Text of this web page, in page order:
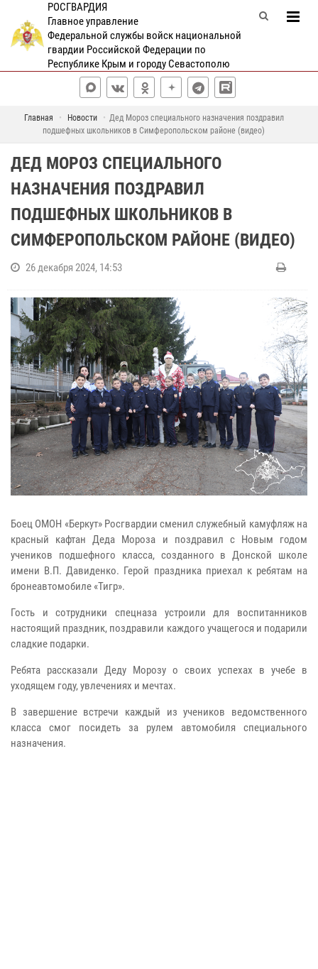
РОСГВАРДИЯ
Главное управление
Федеральной службы войск национальной
гвардии Российской Федерации по
Республике Крым и городу Севастополю
Главная Новости
Дед Мороз специального назначения поздравил
подшефных школьников в Симферопольском районе (видео)
ДЕД МОРОЗ СПЕЦИАЛЬНОГО
НАЗНАЧЕНИЯ ПОЗДРАВИЛ
ПОДШЕФНЫХ ШКОЛЬНИКОВ В
СИМФЕРОПОЛЬСКОМ РАЙОНЕ (ВИДЕО)
26 декабря 2024, 14:53
Боец ОМОН «Беркут» Росгвардии сменил служебный камуфляж на
красный кафтан Деда Мороза и поздравил с Новым годом
учеников подшефного класса, созданного в Донской школе
имени В.П. Давиденко. Герой праздника приехал к ребятам на
бронеавтомобиле «Тигр».
Гость и сотрудники спецназа устроили для воспитанников
настоящий праздник, поздравили каждого учащегося и подарили
сладкие подарки.
Ребята рассказали Деду Морозу о своих успехах в учебе в
уходящем году, увлечениях и мечтах.
В завершение встречи каждый из учеников ведомственного
класса смог посидеть за рулем автомобиля специального
назначения.